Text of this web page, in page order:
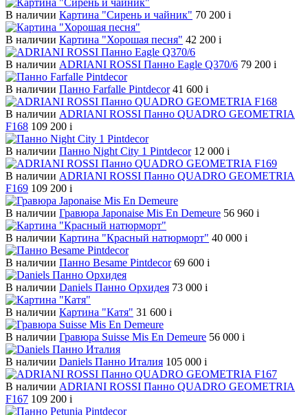
В наличии Картина "Сирень и чайник" 70 200 i
В наличии Картина "Хорошая песня" 42 200 i
В наличии ADRIANI ROSSI Панно Eagle Q370/6 79 200 i
В наличии Панно Farfalle Pintdecor 41 600 i
В наличии ADRIANI ROSSI Панно QUADRO GEOMETRIA
F168 109 200 i
В наличии Панно Night City 1 Pintdecor 12 000 i
В наличии ADRIANI ROSSI Панно QUADRO GEOMETRIA
F169 109 200 i
В наличии Гравюра Japonaise Mis En Demeure 56 960 i
В наличии Картина "Красный натюрморт" 40 000 i
В наличии Панно Besame Pintdecor 69 600 i
В наличии Daniels Панно Орхидея 73 000 i
В наличии Картина "Катя" 31 600 i
В наличии Гравюра Suisse Mis En Demeure 56 000 i
В наличии Daniels Панно Италия 105 000 i
В наличии ADRIANI ROSSI Панно QUADRO GEOMETRIA
F167 109 200 i